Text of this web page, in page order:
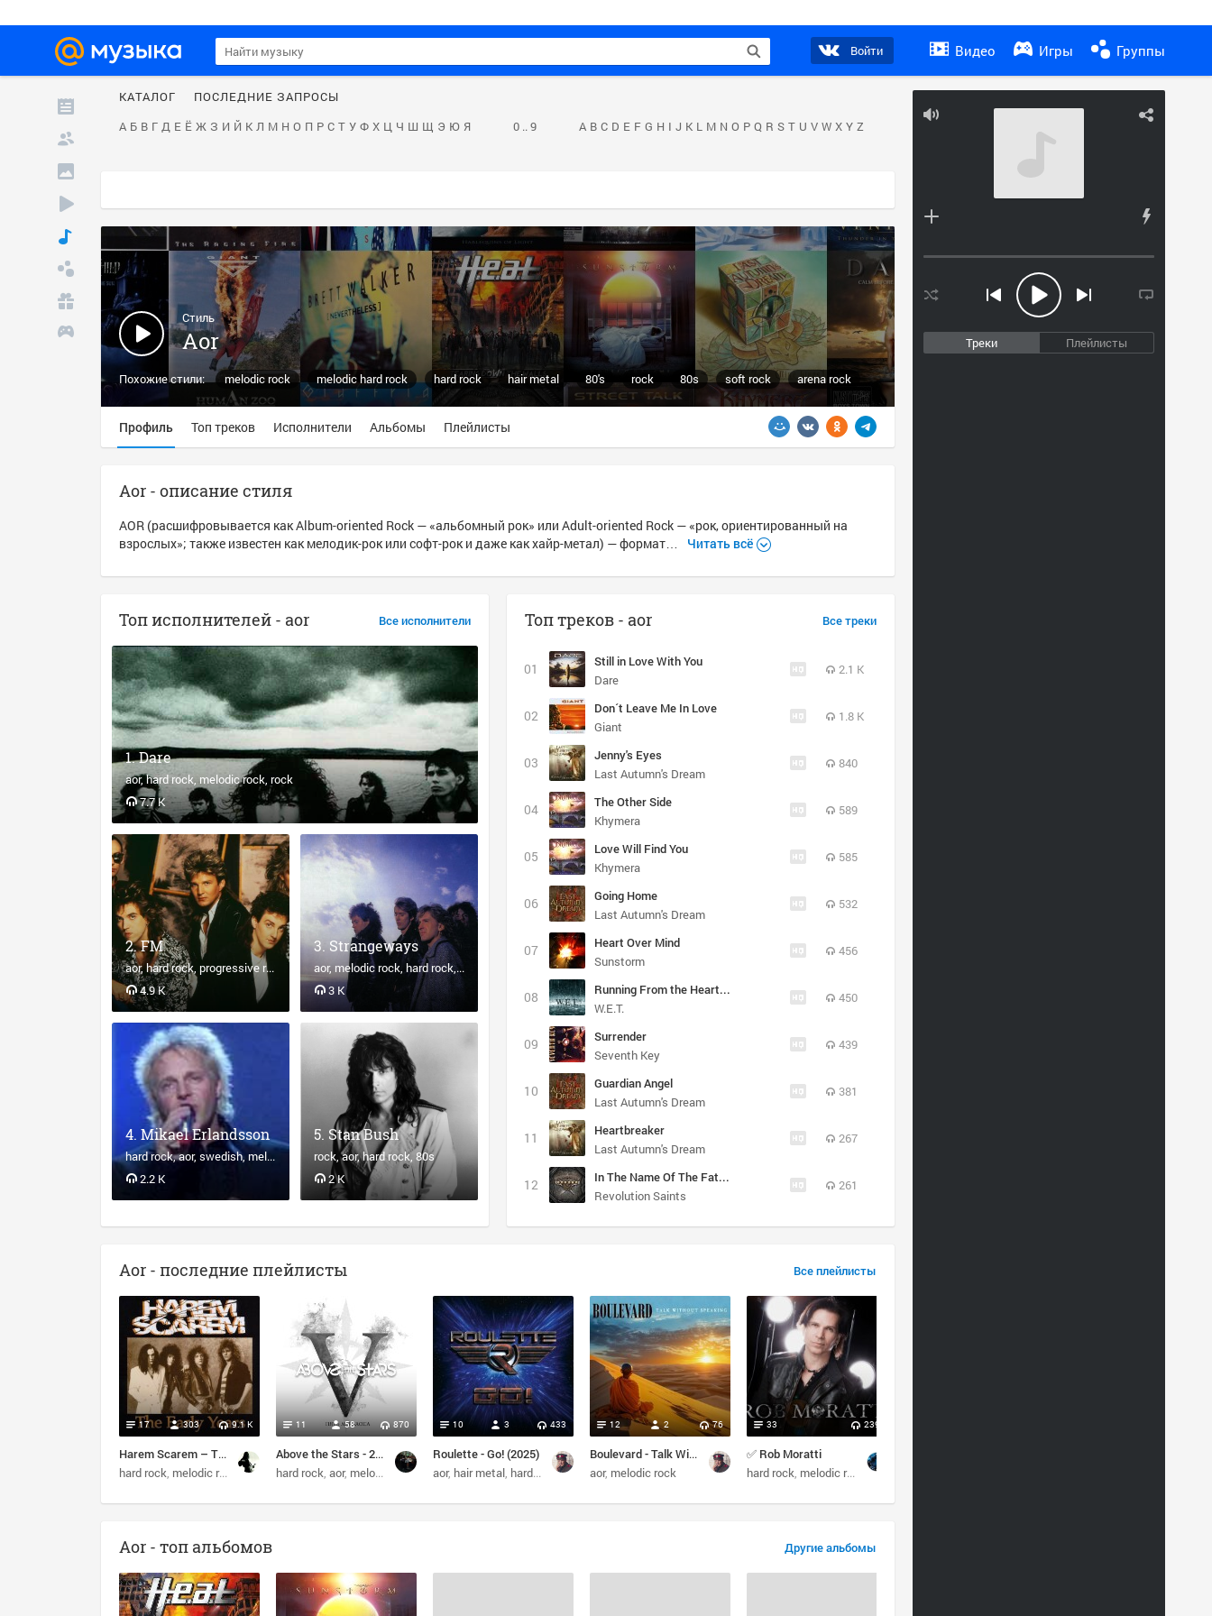
Войти Видео Игры Группы
Треки Плейлисты
КАТАЛОГ
ПОСЛЕДНИЕ ЗАПРОСЫ
А Б В Г Д Е Ё Ж З И Й К Л М Н О П Р С Т У Ф Х Ц Ч Ш Щ Э Ю Я 0 .. 9 A B C D E F G H I J K L M N O P Q R S T U V W X Y Z
Стиль
Aor
Похожие стили: melodic rock melodic hard rock hard rock hair metal 80's rock 80s soft rock
arena rock
80s rock
Профиль Топ треков Исполнители Альбомы Плейлисты
Aor - описание стиля
AOR (расшифровывается как Album-oriented Rock — «альбомный рок» или Adult-oriented Rock — «рок, ориентированный на
взрослых»; также известен как мелодик-рок или софт-рок и даже как хайр-метал) — формат…
Читать всё
Все исполнители
Топ исполнителей - aor
Dare
aor hard rock melodic rock rock
7.7 K
FM
aor hard rock progressive rock
'80s
4.9 K
Strangeways
aor melodic rock hard rock hair metal
3 K
Mikael Erlandsson
hard rock aor swedish melodic rock
2.2 K
Stan Bush
rock aor hard rock 80s
2 K
Все треки
Топ треков - aor
Still in Love With You
Dare
2.1 K
Don´t Leave Me In Love
Giant
1.8 K
Jenny's Eyes
Last Autumn's Dream
840
The Other Side
Khymera
589
Love Will Find You
Khymera
585
Going Home
Last Autumn's Dream
532
Heart Over Mind
Sunstorm
456
Running From the Heartache
W.E.T.
450
Surrender
Seventh Key
439
Guardian Angel
Last Autumn's Dream
381
Heartbreaker
Last Autumn's Dream
267
In The Name Of The Father (Fernando's Song)
Revolution Saints
261
Все плейлисты
Aor - последние плейлисты
Harem Scarem – The Early Years (2003)
17 9.1 K
303
hard rock melodic rock aor rock
Above the Stars - 2023 - Пять Лет Хаоса
11 870
58
hard rock aor melodic hard rock sweden
Roulette - Go! (2025)
10 433
3
aor hair metal hard rock 80s
Boulevard - Talk Without Speaking (2026)
12 76
2
aor melodic rock
✅ Rob Moratti
33 239
hard rock melodic rock aor
Другие альбомы
Aor - топ альбомов